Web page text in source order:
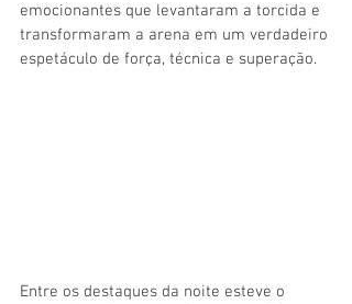
emocionantes que levantaram a torcida e
transformaram a arena em um verdadeiro
espetáculo de força, técnica e superação.
Entre os destaques da noite esteve o